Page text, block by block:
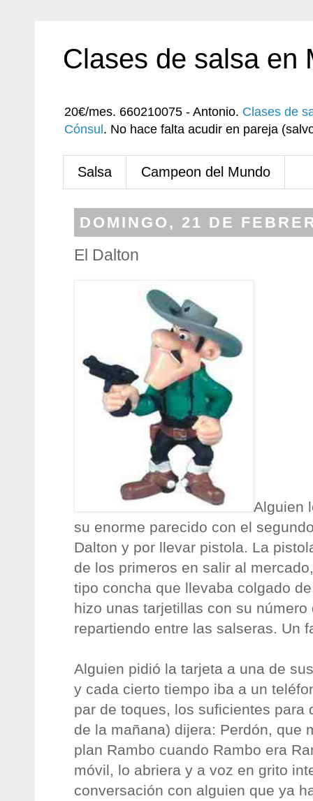
Clases de salsa en
20€/mes. 660210075 - Antonio. Clases de
Cónsul . No hace falta acudir en pareja
Salsa Campeon del Mundo
DOMINGO, 21 DE
El Dalton
Alguien
su enorme parecido con el
Dalton y por llevar pistola. La
de los primeros en salir al
tipo concha que llevaba colgado
hizo unas tarjetillas con su
repartiendo entre las salseras. Un
Alguien pidió la tarjeta a una de
y cada cierto tiempo iba a un
par de toques, los suficientes para
de la mañana) dijera: Perdón, que
plan Rambo cuando Rambo era
móvil, lo abriera y a voz en grito
conversación con alguien que ya